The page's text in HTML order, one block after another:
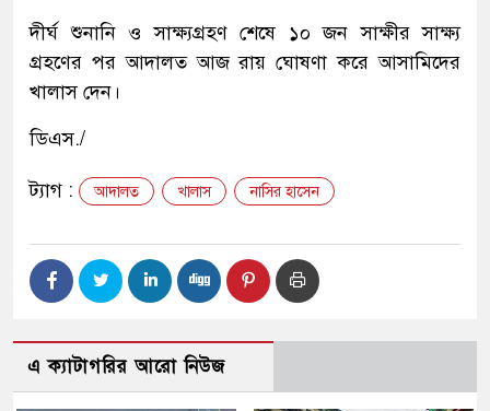
দীর্ঘ শুনানি ও সাক্ষ্যগ্রহণ শেষে ১০ জন সাক্ষীর সাক্ষ্য
গ্রহণের পর আদালত আজ রায় ঘোষণা করে আসামিদের
খালাস দেন।
ডিএস./
ট্যাগ : আদালত খালাস নাসির হাসেন
এ ক্যাটাগরির আরো নিউজ